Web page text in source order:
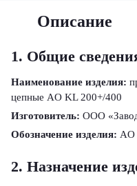
Описание
1. Общие
Наименование изделия:
цепные AO KL 200+/400
Изготовитель: ООО
Обозначение изделия: AO
2. Назначение